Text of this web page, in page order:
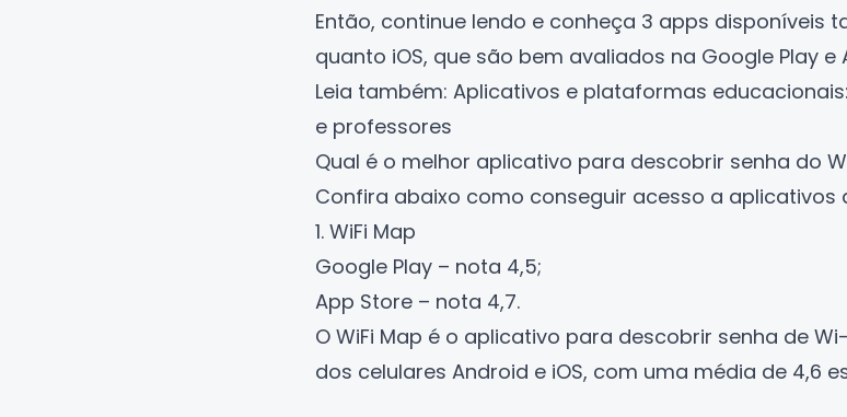
Então, continue lendo e conheça 3 apps disponíveis
quanto iOS, que são bem avaliados na Google Play
Leia também: Aplicativos e plataformas
e professores
Qual é o melhor aplicativo para descobrir senha do
Confira abaixo como conseguir acesso a aplicativos
1. WiFi Map
Google Play – nota 4,5;
App Store – nota 4,7.
O WiFi Map é o aplicativo para descobrir senha de
dos celulares Android e iOS, com uma média de 4,6